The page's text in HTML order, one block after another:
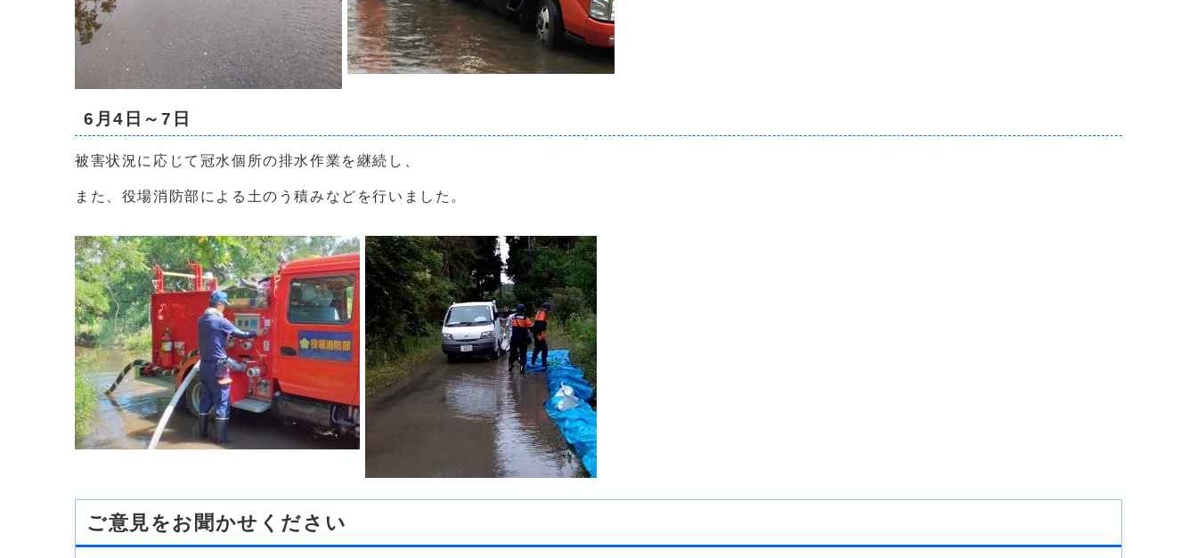
6月4日～7日
被害状況に応じて冠水個所の排水作業を継続し、
また、役場消防部による土のう積みなどを行いました。
ご意見をお聞かせください